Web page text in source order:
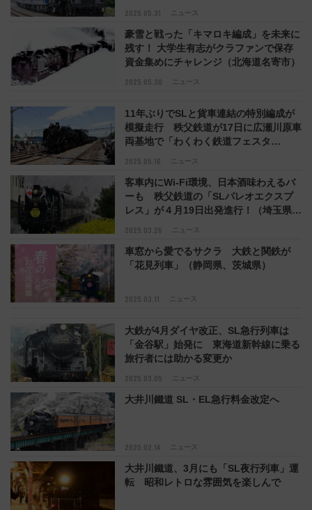
2025.05.31 ニュース
2025.05.30 ニュース
豪雪と戦った「キマロキ編成」を未来に
残す！ 大学生有志がクラファンで保存
資金集めにチャレンジ（北海道名寄市）
2025.05.16 ニュース
11年ぶりでSLと貨車連結の特別編成が
模擬走行 秩父鉄道が17日に広瀬川原車
両基地で「わくわく鉄道フェスタ
2025.03.26 ニュース
客車内にWi-Fi環境、日本酒味わえるバ
ーも 秩父鉄道の「SLパレオエクスプ
レス」が４月19日出発進行！（埼玉県秩
2025.03.11 ニュース
車窓から愛でるサクラ 大鉄と関鉄が
「花見列車」（静岡県、茨城県）
2025.03.05 ニュース
大鉄が4月ダイヤ改正、SL急行列車は
「金谷駅」始発に 東海道新幹線に乗る
旅行者には助かる変更か
2025.02.14 ニュース
大井川鐵道 SL・EL急行料金改定へ
大井川鐵道、3月にも「SL夜行列車」運
転 昭和レトロな雰囲気を楽しんで